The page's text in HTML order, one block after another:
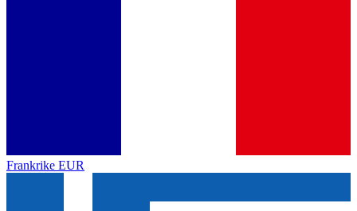
Frankrike EUR